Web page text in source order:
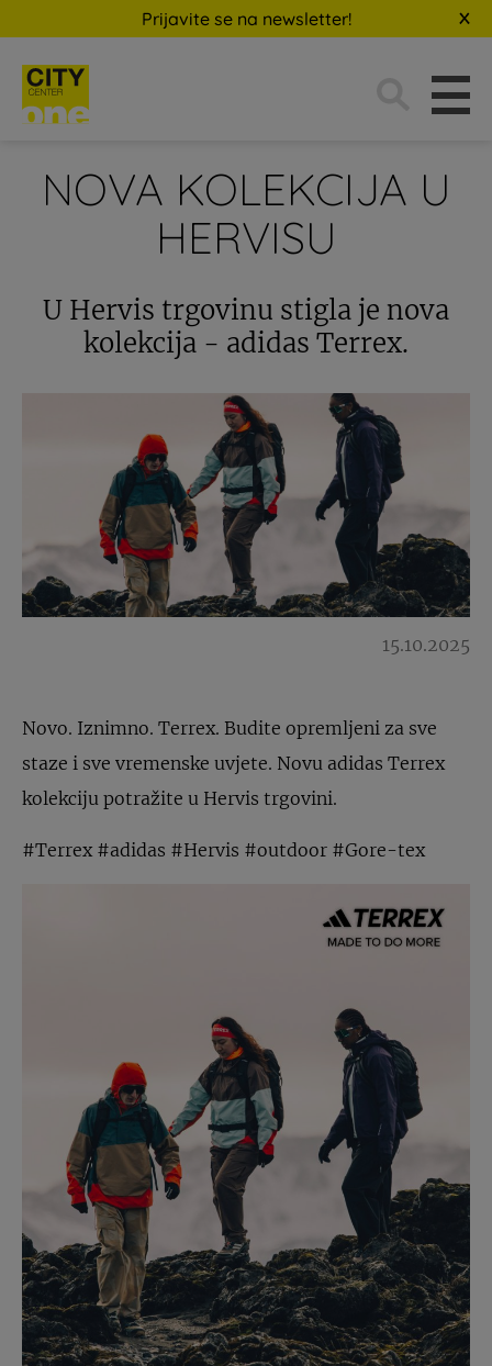
Prijavite se na newsletter!
NOVA KOLEKCIJA U
HERVISU
U Hervis trgovinu stigla je nova
kolekcija - adidas Terrex.
15.10.2025
Novo. Iznimno. Terrex. Budite opremljeni za sve
staze i sve vremenske uvjete. Novu adidas Terrex
kolekciju potražite u Hervis trgovini.
#Terrex #adidas #Hervis #outdoor #Gore-tex